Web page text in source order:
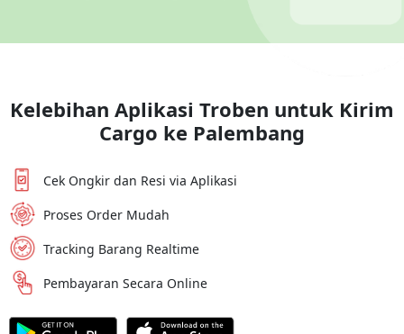
Kelebihan Aplikasi Troben untuk Kirim
Cargo ke Palembang
Cek Ongkir dan Resi via Aplikasi
Proses Order Mudah
Tracking Barang Realtime
Pembayaran Secara Online